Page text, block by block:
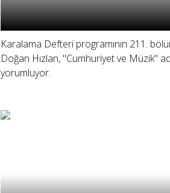
Karalama Defteri programının 211.
Doğan Hızlan, "Cumhuriyet ve Müzik"
yorumluyor.